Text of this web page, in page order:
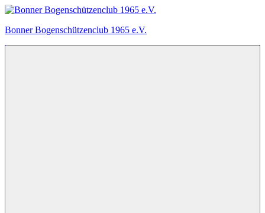
Zum
springen
Bonner Bogenschützenclub 1965 e.V.